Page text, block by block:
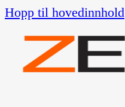
Hopp til hovedinnhold